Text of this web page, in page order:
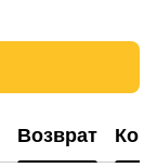
Возврат